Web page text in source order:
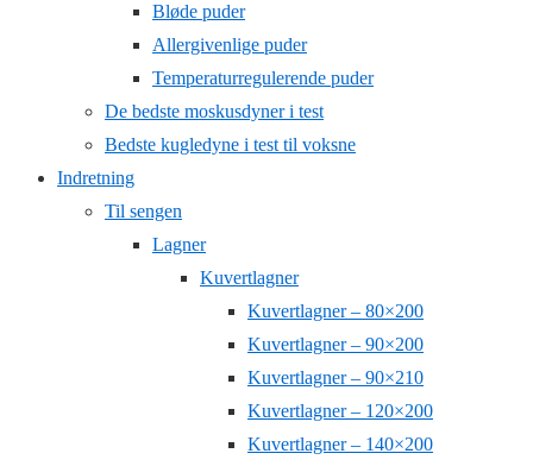
Bløde puder
Allergivenlige puder
Temperaturregulerende puder
De bedste moskusdyner i test
Bedste kugledyne i test til voksne
Indretning
Til sengen
Lagner
Kuvertlagner
Kuvertlagner – 80×200
Kuvertlagner – 90×200
Kuvertlagner – 90×210
Kuvertlagner – 120×200
Kuvertlagner – 140×200